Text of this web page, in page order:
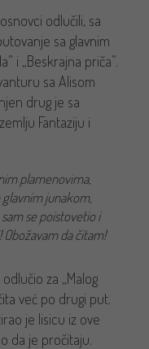
odlučili, sa
sa glavnim
i „Beskrajna priča”.
sa Alisom
drug je sa
Fantaziju i
plamenovima,
junakom,
se poistovetio i
da čitam!
za „Malog
već po drugi put.
je lisicu iz ove
da je pročitaju.